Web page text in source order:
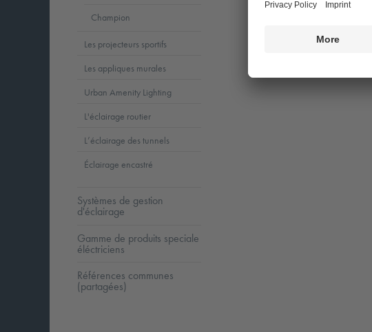
Champion
Les projecteurs sportifs
Les appliques murales
Urban Amenity Lighting
L'éclairage routier
L’éclairage des tunnels
Éclairage encastré
Systèmes de gestion
d'éclairage
Gamme de produits speciale
éléctriciens
Références communes
(partagées)